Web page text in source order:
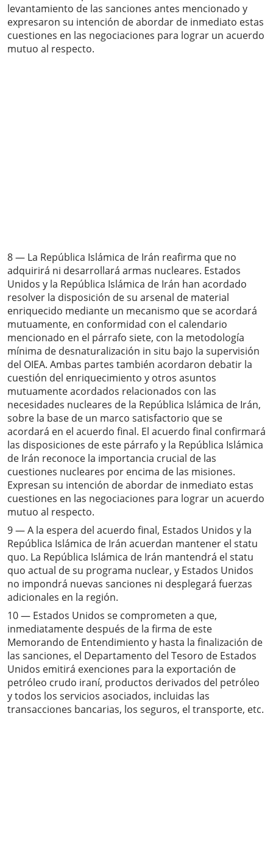
levantamiento de las sanciones antes mencionado y
expresaron su intención de abordar de inmediato estas
cuestiones en las negociaciones para lograr un acuerdo
mutuo al respecto.
8 — La República Islámica de Irán reafirma que no
adquirirá ni desarrollará armas nucleares. Estados
Unidos y la República Islámica de Irán han acordado
resolver la disposición de su arsenal de material
enriquecido mediante un mecanismo que se acordará
mutuamente, en conformidad con el calendario
mencionado en el párrafo siete, con la metodología
mínima de desnaturalización in situ bajo la supervisión
del OIEA. Ambas partes también acordaron debatir la
cuestión del enriquecimiento y otros asuntos
mutuamente acordados relacionados con las
necesidades nucleares de la República Islámica de Irán,
sobre la base de un marco satisfactorio que se
acordará en el acuerdo final. El acuerdo final confirmará
las disposiciones de este párrafo y la República Islámica
de Irán reconoce la importancia crucial de las
cuestiones nucleares por encima de las misiones.
Expresan su intención de abordar de inmediato estas
cuestiones en las negociaciones para lograr un acuerdo
mutuo al respecto.
9 — A la espera del acuerdo final, Estados Unidos y la
República Islámica de Irán acuerdan mantener el statu
quo. La República Islámica de Irán mantendrá el statu
quo actual de su programa nuclear, y Estados Unidos
no impondrá nuevas sanciones ni desplegará fuerzas
adicionales en la región.
10 — Estados Unidos se comprometen a que,
inmediatamente después de la firma de este
Memorando de Entendimiento y hasta la finalización de
las sanciones, el Departamento del Tesoro de Estados
Unidos emitirá exenciones para la exportación de
petróleo crudo iraní, productos derivados del petróleo
y todos los servicios asociados, incluidas las
transacciones bancarias, los seguros, el transporte, etc.